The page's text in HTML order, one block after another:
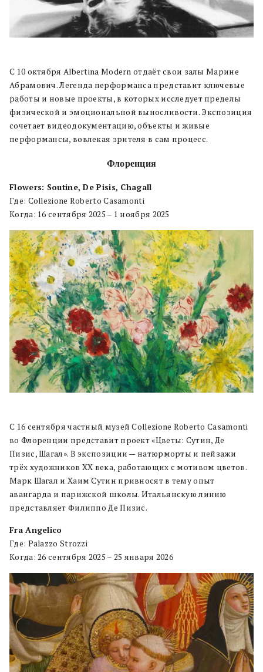
С 10 октября Albertina Modern отдаёт свои залы Марине
Абрамович. Легенда перформанса представит ключевые
работы и новые проекты, в которых исследует пределы
физической и эмоциональной выносливости. Экспозиция
сочетает видеодокументацию, объекты и живые
перформансы, вовлекая зрителя в сам процесс.
Флоренция
Flowers: Soutine, De Pisis, Chagall
Где: Collezione Roberto Casamonti
Когда: 16 сентября 2025 – 1 ноября 2025
С 16 сентября частный музей Collezione Roberto Casamonti
во Флоренции представит проект «Цветы: Сутин, Де
Пизис, Шагал». В экспозиции — натюрморты и пейзажи
трёх художников ХХ века, работающих с мотивом цветов.
Марк Шагал и Хаим Сутин привносят в тему опыт
авангарда и парижской школы. Итальянскую линию
представляет Филиппо Де Пизис.
Fra Angelico
Где: Palazzo Strozzi
Когда: 26 сентября 2025 – 25 января 2026